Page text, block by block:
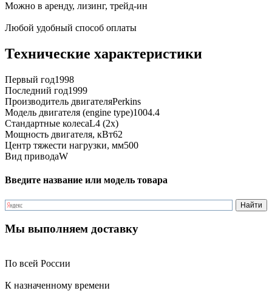
Можно в аренду, лизинг, трейд-ин
Любой удобный способ оплаты
Технические характеристики
Первый год1998
Последний год1999
Производитель двигателяPerkins
Модель двигателя (engine type)1004.4
Стандартные колесаL4 (2x)
Мощность двигателя, кВт62
Центр тяжести нагрузки, мм500
Вид приводаW
Введите название или модель товара
Мы выполняем доставку
По всей России
К назначенному времени